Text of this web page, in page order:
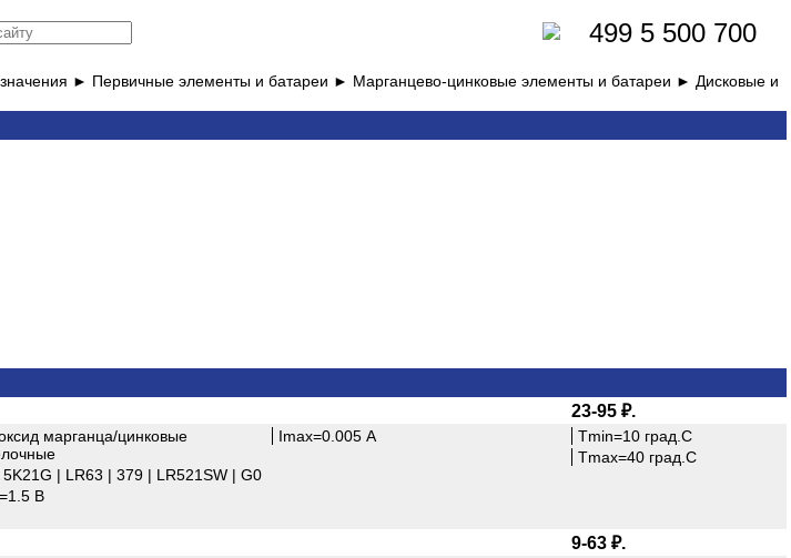
499 5 500 700
► Первичные элементы и батареи ► Марганцево-цинковые элементы и батареи ► Дисковые и
23-95 ₽.
марганца/цинковые
5K21G | LR63 | 379 | LR521SW | G0
В
Imax=0.005 А
Tmin=10 град.С
Tmax=40 град.С
9-63 ₽.